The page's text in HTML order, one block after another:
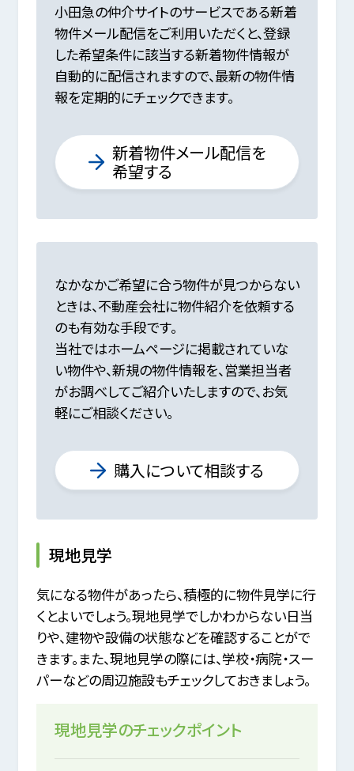
小田急の仲介サイトのサービスである新着
物件メール配信をご利用いただくと、登録
した希望条件に該当する新着物件情報が
自動的に配信されますので、最新の物件情
報を定期的にチェックできます。
新着物件メール配信を
希望する
なかなかご希望に合う物件が見つからない
ときは、不動産会社に物件紹介を依頼する
のも有効な手段です。
当社ではホームページに掲載されていな
い物件や、新規の物件情報を、営業担当者
がお調べしてご紹介いたしますので、お気
軽にご相談ください。
購入について相談する
現地見学
気になる物件があったら、積極的に物件見学に行
くとよいでしょう。現地見学でしかわからない日当
りや、建物や設備の状態などを確認することがで
きます。また、現地見学の際には、学校・病院・スー
パーなどの周辺施設もチェックしておきましょう。
現地見学のチェックポイント